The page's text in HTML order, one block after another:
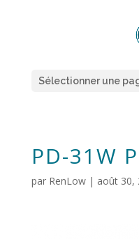
Sélectionner une
PD-31W
par RenLow| août 30,